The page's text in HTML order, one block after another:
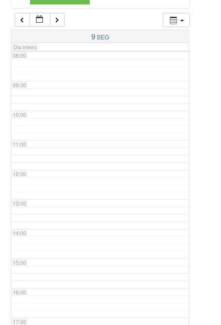
9SEG
Dia inteiro
07:00
08:00
09:00
10:00
11:00
12:00
13:00
14:00
15:00
16:00
17:00